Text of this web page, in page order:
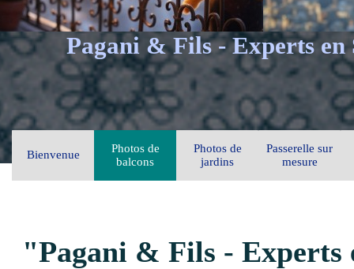
Pagani & Fils - Experts en
Bienvenue
Photos de
balcons
Photos de
jardins
Passerelle sur
mesure
"Pagani & Fils - Experts